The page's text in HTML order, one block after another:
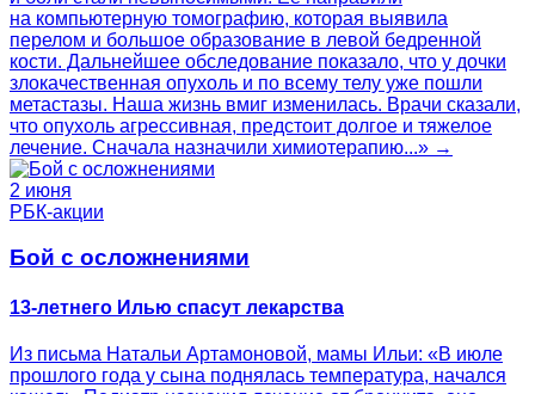
на компьютерную томографию, которая выявила
перелом и большое образование в левой бедренной
кости. Дальнейшее обследование показало, что у дочки
злокачественная опухоль и по всему телу уже пошли
метастазы. Наша жизнь вмиг изменилась. Врачи сказали,
что опухоль агрессивная, предстоит долгое и тяжелое
лечение. Сначала назначили химиотерапию...» →
2 июня
РБК-акции
Бой с осложнениями
13-летнего Илью спасут лекарства
Из письма Натальи Артамоновой, мамы Ильи: «В июле
прошлого года у сына поднялась температура, начался